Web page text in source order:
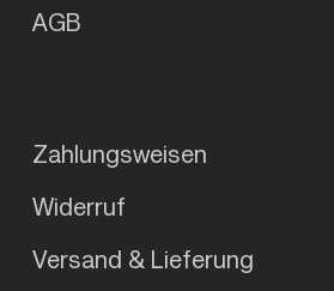
AGB
Zahlungsweisen
Widerruf
Versand & Lieferung